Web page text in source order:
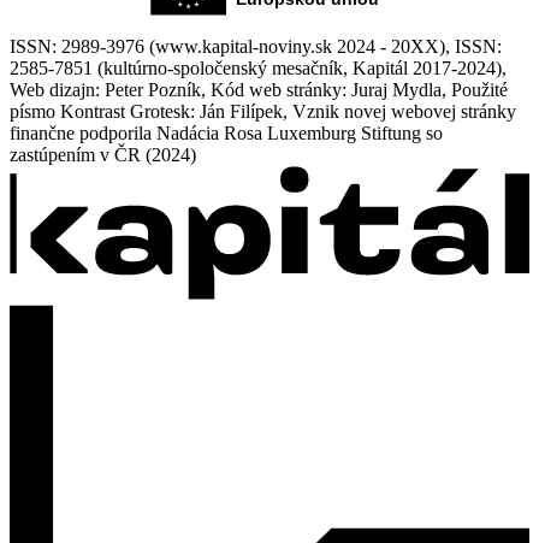
ISSN: 2989-3976 (www.kapital-noviny.sk 2024 - 20XX), ISSN:
2585-7851 (kultúrno-spoločenský mesačník, Kapitál 2017-2024),
Web dizajn: Peter Pozník, Kód web stránky: Juraj Mydla, Použité
písmo Kontrast Grotesk: Ján Filípek, Vznik novej webovej stránky
finančne podporila Nadácia Rosa Luxemburg Stiftung so
zastúpením v ČR (2024)